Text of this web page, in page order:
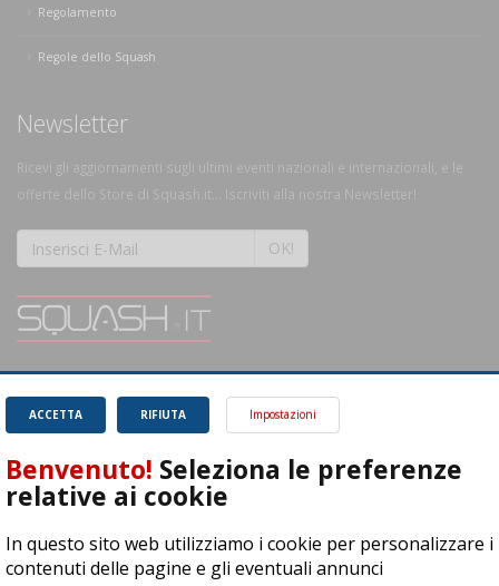
Regolamento
Regole dello Squash
Newsletter
Ricevi gli aggiornamenti sugli ultimi eventi nazionali e internazionali, e le
offerte dello Store di Squash.it... Iscriviti alla nostra Newsletter!
OK!
magnifico sport.
Leggi
RIFIUTA
ACCETTA Impostazioni
Benvenuto! Seleziona le preferenze
relative ai cookie
In questo sito web utilizziamo i cookie per personalizzare i
contenuti delle pagine e gli eventuali annunci
ASD Let's Sport - Via T. Olivelli 3, 25014 Castenedolo (BS) - P. Iva:
04278030988